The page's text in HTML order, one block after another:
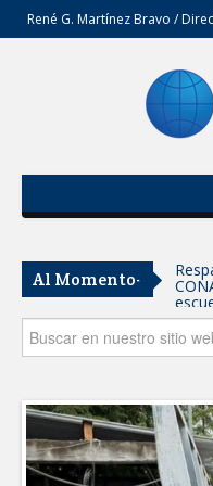
René G. Martínez Bravo /
Al Momento-